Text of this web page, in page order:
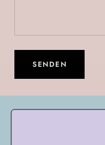
SENDEN